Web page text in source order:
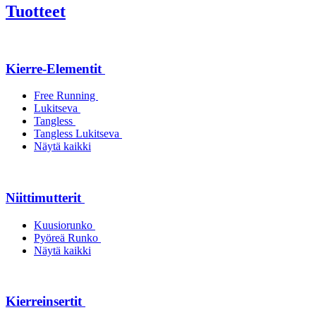
Tuotteet
Kierre-Elementit
Free Running
Lukitseva
Tangless
Tangless Lukitseva
Näytä kaikki
Niittimutterit
Kuusiorunko
Pyöreä Runko
Näytä kaikki
Kierreinsertit